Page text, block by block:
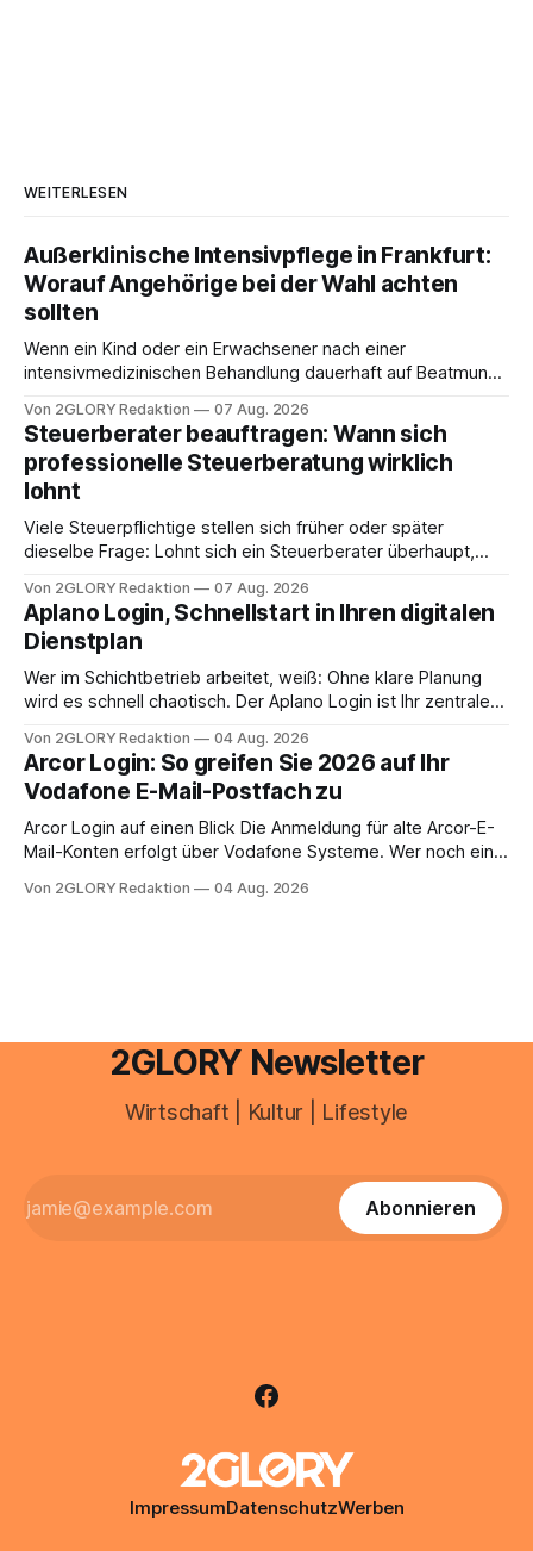
WEITERLESEN
Außerklinische Intensivpflege in Frankfurt:
Worauf Angehörige bei der Wahl achten
sollten
Wenn ein Kind oder ein Erwachsener nach einer
intensivmedizinischen Behandlung dauerhaft auf Beatmung
angewiesen ist, stellt sich für Familien eine schwierige
Frage: Muss die Versorgung dauerhaft in der Klinik bleiben –
oder ist ein Leben zu Hause möglich? Die außerklinische
Intensivpflege bietet genau diese Alternative: Sie
Von 2GLORY Redaktion 07 Aug. 2026
Steuerberater beauftragen: Wann sich
professionelle Steuerberatung wirklich
lohnt
Viele Steuerpflichtige stellen sich früher oder später
dieselbe Frage: Lohnt sich ein Steuerberater überhaupt,
erledigen? Die kurze Antwort: Bei einfachen
Einkommensverhältnissen reicht häufig eine Steuersoftware
aus – sobald jedoch mehrere Einkunftsarten
zusammentreffen oder größere finanzielle Veränderungen
anstehen, zahlt sich professionelle Unterstützung meist
Von 2GLORY Redaktion 07 Aug. 2026
Aplano Login, Schnellstart in Ihren digitalen
Dienstplan
Wer im Schichtbetrieb arbeitet, weiß: Ohne klare Planung
wird es schnell chaotisch. Der Aplano Login ist Ihr zentraler
abwesenheiten und die gesamte kommunikation rund um
Ihr personal digital zu organisieren. In diesem Leitfaden
erfahren Sie alles, was Sie für einen reibungslosen Einstieg
brauchen, von der Registrierung
Von 2GLORY Redaktion 04 Aug. 2026
Arcor Login: So greifen Sie 2026 auf Ihr
Vodafone E-Mail-Postfach zu
Arcor Login auf einen Blick Die Anmeldung für alte Arcor-E-
Mail-Konten erfolgt über Vodafone Systeme. Wer noch eine
besitzt, loggt sich heute über das Vodafone E-Mail & Cloud
Von 2GLORY Redaktion 04 Aug. 2026
2GLORY Newsletter
Wirtschaft | Kultur | Lifestyle
Abonnieren
ImpressumDatenschutzWerben